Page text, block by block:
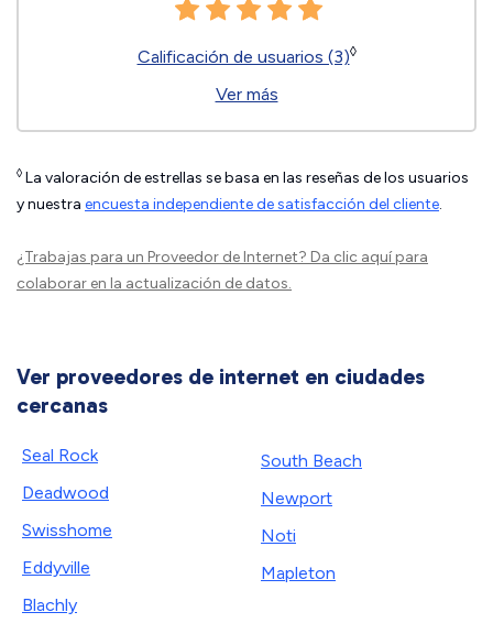
Calificación de usuarios (3)◊
Ver más
◊ La valoración de estrellas se basa en las reseñas de los usuarios
y nuestra encuesta independiente de satisfacción del cliente.
¿Trabajas para un Proveedor de Internet? Da clic aquípara
colaborar en la actualización de datos.
Ver proveedores de internet en ciudades
cercanas
Seal Rock
Deadwood
Swisshome
Eddyville
Blachly
South Beach
Newport
Noti
Mapleton